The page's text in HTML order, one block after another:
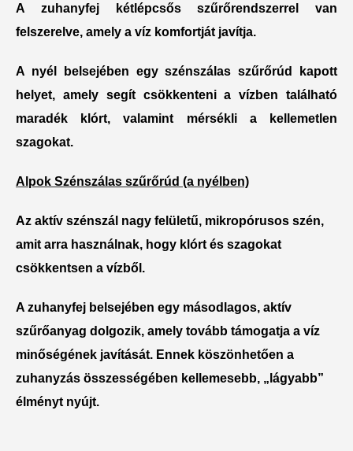
A zuhanyfej kétlépcsős szűrőrendszerrel
van
felszerelve, amely a víz komfortját javítja.
A nyél belsejében egyszénszálas szűrőrúd
kapott
helyet, amely segít csökkenteni a vízben található
maradék klórt, valamint mérsékli a kellemetlen
szagokat.
Alpok Szénszálas szűrőrúd (a nyélben)
Az aktív szénszál nagy felületű, mikropórusos szén,
amit arra használnak, hogy klórt és szagokat
csökkentsen a vízből.
A zuhanyfej belsejében egy másodlagos, aktív
szűrőanyag dolgozik, amely tovább támogatja a víz
minőségének javítását. Ennek köszönhetően a
zuhanyzás összességében kellemesebb, „lágyabb”
élményt nyújt.